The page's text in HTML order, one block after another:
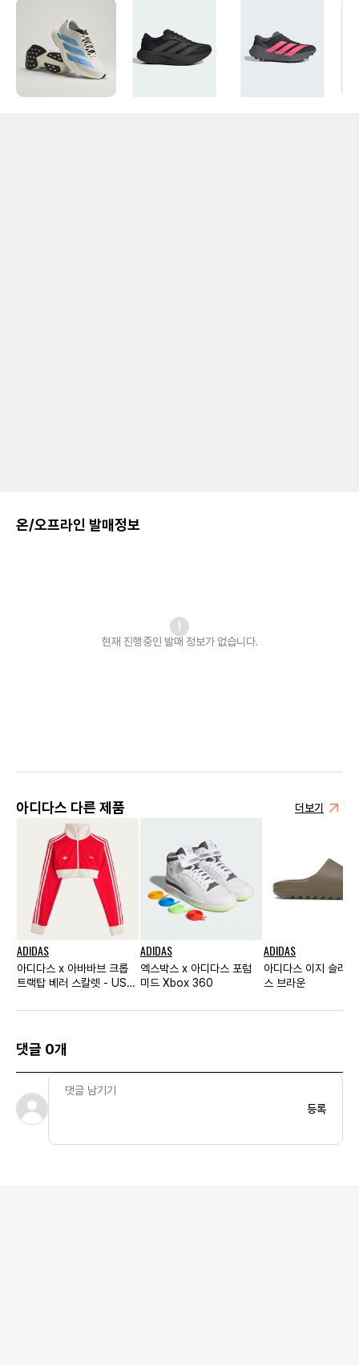
온/오프라인 발매정보
현재 진행중인 발매 정보가 없습니다.
아디다스 다른 제품 더보기
ADIDAS
아디다스 x 아바바브 크롭
트랙탑 베러 스칼렛 - US
ADIDAS
엑스박스 x 아디다스 포럼
미드 Xbox 360
ADIDAS
아디다스 이지 슬라
스 브라운
댓글 0개
등록